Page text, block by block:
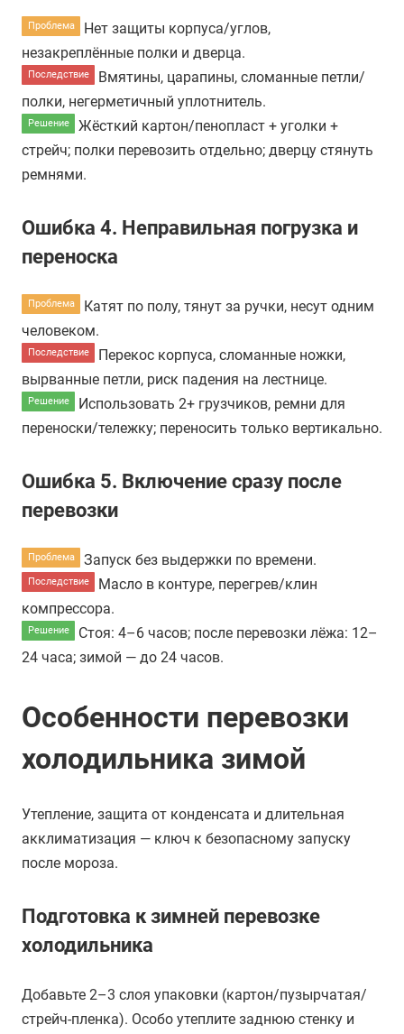
Проблема
Нет защиты корпуса/углов,
незакреплённые полки и дверца.
Последствие
Вмятины, царапины, сломанные петли/
полки, негерметичный уплотнитель.
Решение
Жёсткий картон/пенопласт + уголки +
стрейч; полки перевозить отдельно; дверцу стянуть
ремнями.
Ошибка 4. Неправильная погрузка и
переноска
Проблема
Катят по полу, тянут за ручки, несут одним
человеком.
Последствие
Перекос корпуса, сломанные ножки,
вырванные петли, риск падения на лестнице.
Решение
Использовать 2+ грузчиков, ремни для
переноски/тележку; переносить только вертикально.
Ошибка 5. Включение сразу после
перевозки
Проблема Запуск без выдержки по времени.
Последствие
Масло в контуре, перегрев/клин
компрессора.
Решение
Стоя: 4–6 часов; после перевозки лёжа: 12–
24 часа; зимой — до 24 часов.
Особенности перевозки
холодильника зимой
Утепление, защита от конденсата и длительная
акклиматизация — ключ к безопасному запуску
после мороза.
Подготовка к зимней перевозке
холодильника
Добавьте 2–3 слоя упаковки (картон/пузырчатая/
стрейч-пленка). Особо утеплите заднюю стенку и